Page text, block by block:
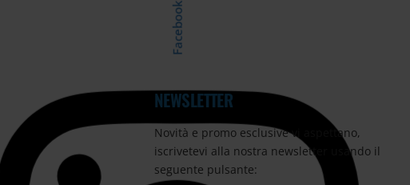
NEWSLETTER
Novità e promo esclusive vi aspettano,
iscrivetevi alla nostra newsletter usando il
seguente pulsante:
Facebook